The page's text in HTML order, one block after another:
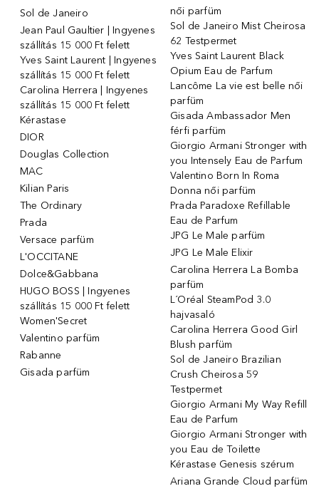
Sol de Janeiro
Jean Paul Gaultier | Ingyenes
szállítás 15 000 Ft felett
Yves Saint Laurent | Ingyenes
szállítás 15 000 Ft felett
Carolina Herrera | Ingyenes
szállítás 15 000 Ft felett
Kérastase
DIOR
Douglas Collection
MAC
Kilian Paris
The Ordinary
Prada
Versace parfüm
L'OCCITANE
Dolce&Gabbana
HUGO BOSS | Ingyenes
szállítás 15 000 Ft felett
Women'Secret
Valentino parfüm
Rabanne
Gisada parfüm
női parfüm
Sol de Janeiro Mist Cheirosa
62 Testpermet
Yves Saint Laurent Black
Opium Eau de Parfum
Lancôme La vie est belle női
parfüm
Gisada Ambassador Men
férfi parfüm
Giorgio Armani Stronger with
you Intensely Eau de Parfum
Valentino Born In Roma
Donna női parfüm
Prada Paradoxe Refillable
Eau de Parfum
JPG Le Male parfüm
JPG Le Male Elixir
Carolina Herrera La Bomba
parfüm
L´Oréal SteamPod 3.0
hajvasaló
Carolina Herrera Good Girl
Blush parfüm
Sol de Janeiro Brazilian
Crush Cheirosa 59
Testpermet
Giorgio Armani My Way Refill
Eau de Parfum
Giorgio Armani Stronger with
you Eau de Toilette
Kérastase Genesis szérum
Ariana Grande Cloud parfüm